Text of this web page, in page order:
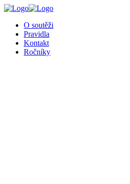
O soutěži
Pravidla
Kontakt
Ročníky